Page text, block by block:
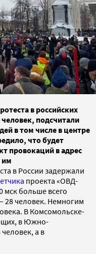
в российских
подсчитали
в том числе в центре
что будет
провокаций в адрес
им
в России задержали
проекта «ОВД-
мск больше всего
28 человек. Немногим
В Комсомольске-
в Южно-
а в